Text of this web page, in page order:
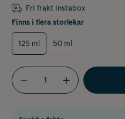
Fri frakt Instabox
Finns i flera storlekar
125 ml 50 ml